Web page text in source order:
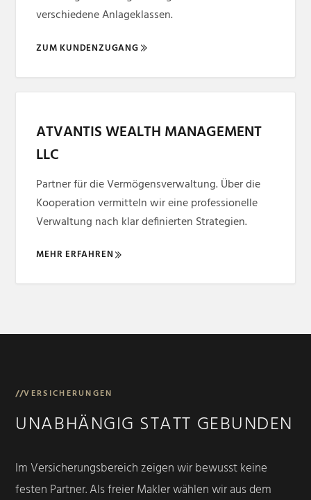
verschiedene Anlageklassen.
ZUM KUNDENZUGANG
ATVANTIS WEALTH MANAGEMENT
LLC
Partner für die Vermögensverwaltung. Über die
Kooperation vermitteln wir eine professionelle
Verwaltung nach klar definierten Strategien.
MEHR ERFAHREN
//VERSICHERUNGEN
UNABHÄNGIG STATT GEBUNDEN
Im Versicherungsbereich zeigen wir bewusst keine
festen Partner. Als freier Makler wählen wir aus dem